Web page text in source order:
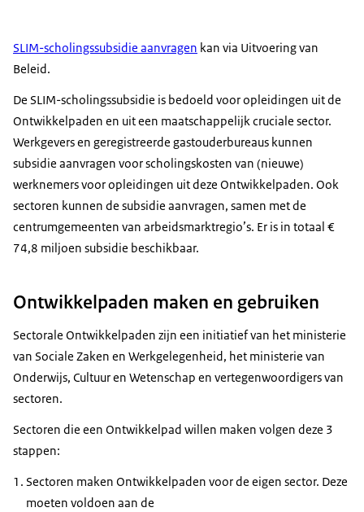
SLIM-scholingssubsidie aanvragen kan via Uitvoering van
Beleid.
De SLIM-scholingssubsidie is bedoeld voor opleidingen uit de
Ontwikkelpaden en uit een maatschappelijk cruciale sector.
Werkgevers en geregistreerde gastouderbureaus kunnen
subsidie aanvragen voor scholingskosten van (nieuwe)
werknemers voor opleidingen uit deze Ontwikkelpaden. Ook
sectoren kunnen de subsidie aanvragen, samen met de
centrumgemeenten van arbeidsmarktregio’s. Er is in totaal €
74,8 miljoen subsidie beschikbaar.
Ontwikkelpaden maken en gebruiken
Sectorale Ontwikkelpaden zijn een initiatief van het ministerie
van Sociale Zaken en Werkgelegenheid, het ministerie van
Onderwijs, Cultuur en Wetenschap en vertegenwoordigers van
sectoren.
Sectoren die een Ontwikkelpad willen maken volgen deze 3
stappen:
Sectoren maken Ontwikkelpaden voor de eigen sector. Deze
moeten voldoen aan de